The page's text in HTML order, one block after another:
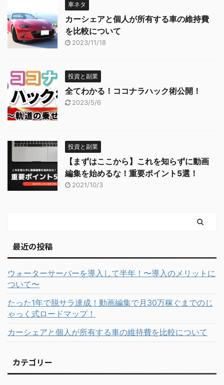
車ネタ
カーシェアと個人が所有する車の維持費
を比較について
2023/11/18
投資と副業
全てわかる！ココナラハック術公開！
2023/5/6
投資と副業
【まずはここから】これを知らずに動画
編集を始めるな！重要ポイント5選！
2021/10/3
最近の投稿
ウォーターサーバーを導入して半年！〜導入のメリットに
ついて〜
たった1年で脱サラ達成！動画編集で月30万稼ぐまでのじ
ゃっく式ロードマップ！
カーシェアと個人が所有する車の維持費を比較について
カテゴリー